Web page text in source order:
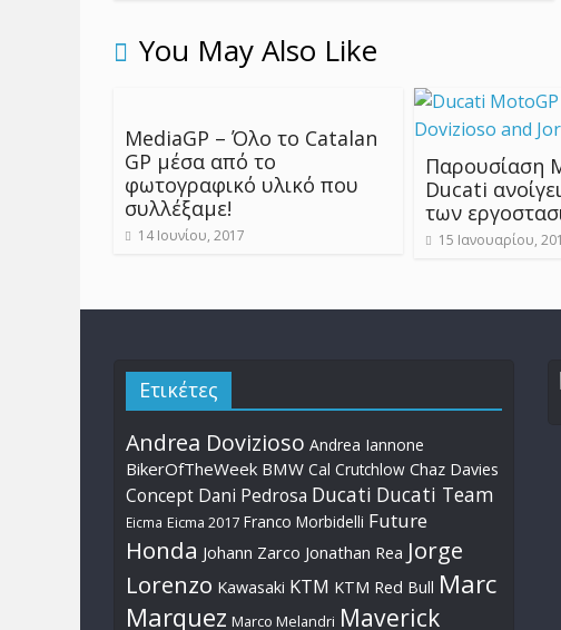
You May Also Like
MediaGP – Όλο το Catalan
GP μέσα από το
φωτογραφικό υλικό που
συλλέξαμε!
14 Ιουνίου, 2017
Παρουσίαση
Ducati
των
15 Ιανουαρίου,
Ετικέτες
Andrea Dovizioso Andrea Iannone
BikerOfTheWeek BMW Cal Crutchlow Chaz Davies
Concept Dani Pedrosa Ducati Ducati Team
Eicma Eicma 2017 Franco Morbidelli Future
Honda Johann Zarco Jonathan Rea Jorge
Lorenzo Kawasaki KTM KTM Red Bull Marc
Marquez Marco Melandri Maverick